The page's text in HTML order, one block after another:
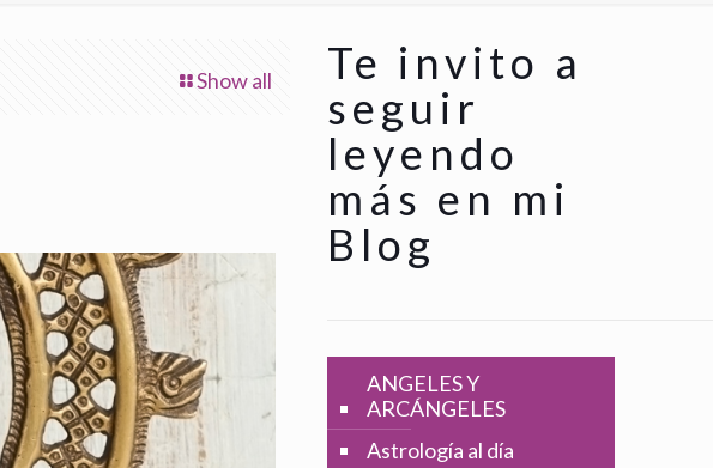
Show all
Te invito a
seguir
leyendo
más en mi
Blog
ANGELES Y
ARCÁNGELES
Astrología al día